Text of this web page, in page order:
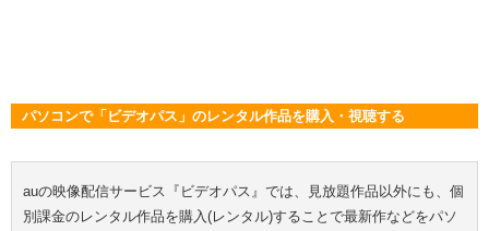
パソコンで「ビデオパス」のレンタル作品を購入・視聴する
auの映像配信サービス『ビデオパス』では、見放題作品以外にも、個
別課金のレンタル作品を購入(レンタル)することで最新作などをパソ